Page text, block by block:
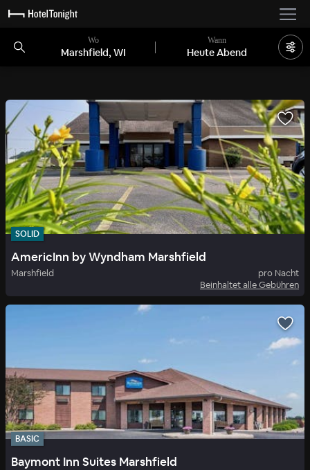
Wo
Marshfield, WI
Wann
Heute Abend
SOLID
AmericInn by Wyndham Marshfield
Marshfield
pro Nacht
Beinhaltet alle Gebühren
BASIC
Baymont Inn Suites Marshfield